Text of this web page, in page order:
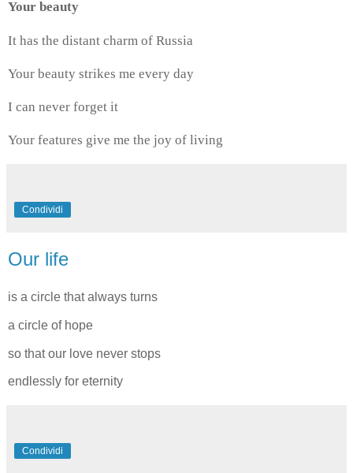
Your beauty
It has the distant charm of Russia
Your beauty strikes me every day
I can never forget it
Your features give me the joy of living
Condividi
Our life
is a circle that always turns
a circle of hope
so that our love never stops
endlessly for eternity
Condividi